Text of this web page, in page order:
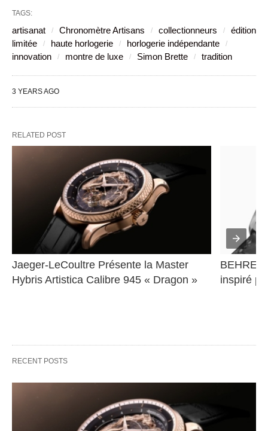
TAGS:
artisanat Chronomètre Artisans collectionneurs
édition
limitée
haute horlogerie
horlogerie indépendante
innovation
montre de luxe Simon Brette tradition
3 YEARS AGO
RELATED POST
Jaeger-LeCoultre Présente la Master
Hybris Artistica Calibre 945 « Dragon »
inspiré
RECENT POSTS